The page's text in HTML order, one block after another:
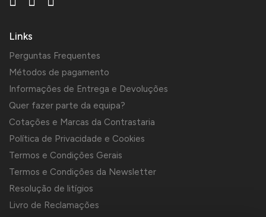
Links
Perguntas Frequentes
Métodos de pagamento
Informações de Entrega e Devoluções
Quer fazer parte da equipa?
Cotações e Marcas da Contrastaria
Política de Privacidade e Cookies
Termos e Condições Gerais
Termos e Condições da Newsletter
Resolução de litígios
Livro de Reclamações